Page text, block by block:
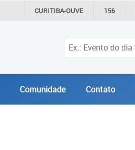
CURITIBA-OUVE 156
Comunidade Contato